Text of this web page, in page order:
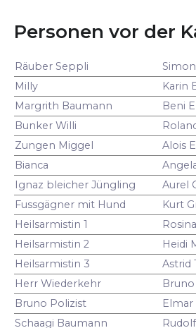
Personen vor der
Räuber Seppli
Milly
Karin
Margrith Baumann
Beni
Bunker Willi
Zungen Miggel
Alois
Bianca
Ignaz bleicher Jüngling
Aurel
Fussgägner mit Hund
Kurt
Heilsarmistin 1
Heilsarmistin 2
Heidi
Heilsarmistin 3
Astrid
Herr Wiederkehr
Bruno Polizist
Schaagi Baumann